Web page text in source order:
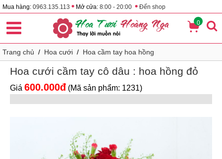
Mua hàng: 0963.135.113 • Mở cửa: 8:00 - 20:00 • Đến shop
0
Trang chủ / Hoa cưới / Hoa cầm tay hoa hồng
Hoa cưới cầm tay cô dâu : hoa hồng đỏ
Giá 600.000đ (Mã sản phẩm: 1231)